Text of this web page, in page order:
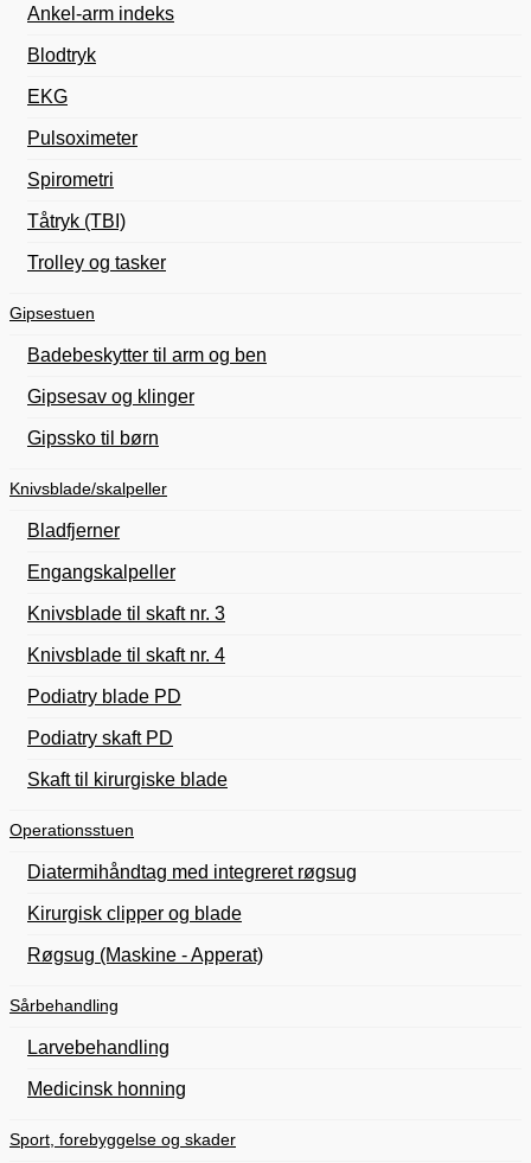
Ankel-arm indeks
Blodtryk
EKG
Pulsoximeter
Spirometri
Tåtryk (TBI)
Trolley og tasker
Gipsestuen
Badebeskytter til arm og ben
Gipsesav og klinger
Gipssko til børn
Knivsblade/skalpeller
Bladfjerner
Engangskalpeller
Knivsblade til skaft nr. 3
Knivsblade til skaft nr. 4
Podiatry blade PD
Podiatry skaft PD
Skaft til kirurgiske blade
Operationsstuen
Diatermihåndtag med integreret røgsug
Kirurgisk clipper og blade
Røgsug (Maskine - Apperat)
Sårbehandling
Larvebehandling
Medicinsk honning
Sport, forebyggelse og skader